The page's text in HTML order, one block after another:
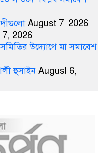
August 7, 2026
2026
উদ্যোগে মা সমাবেশ
হুসাইন August 6,